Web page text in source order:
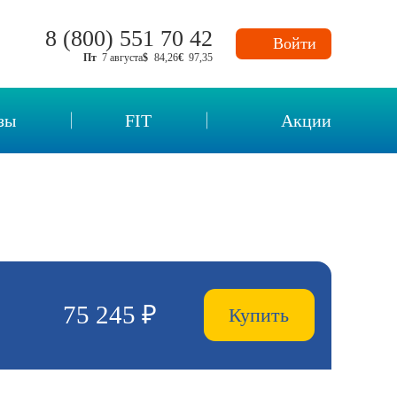
8 (800) 551 70 42
Пт 7 августа$ 84,26€ 97,35
Войти
FIT Акции
75 245 ₽ Купить